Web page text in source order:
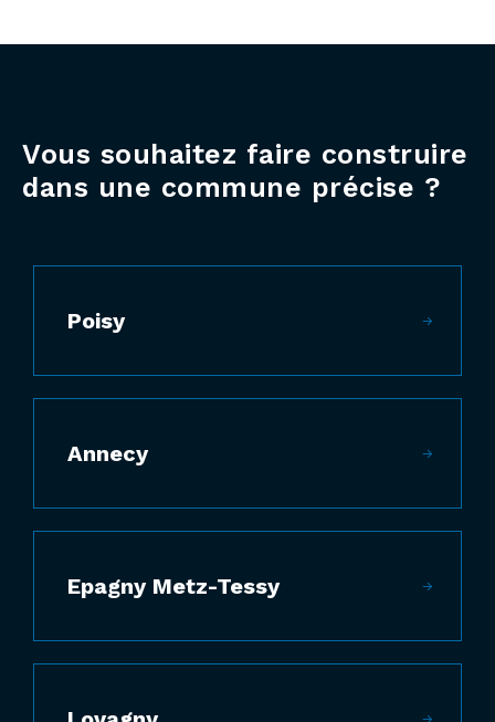
Vous souhaitez faire construire
dans une commune précise ?
Poisy
Annecy
Epagny Metz-Tessy